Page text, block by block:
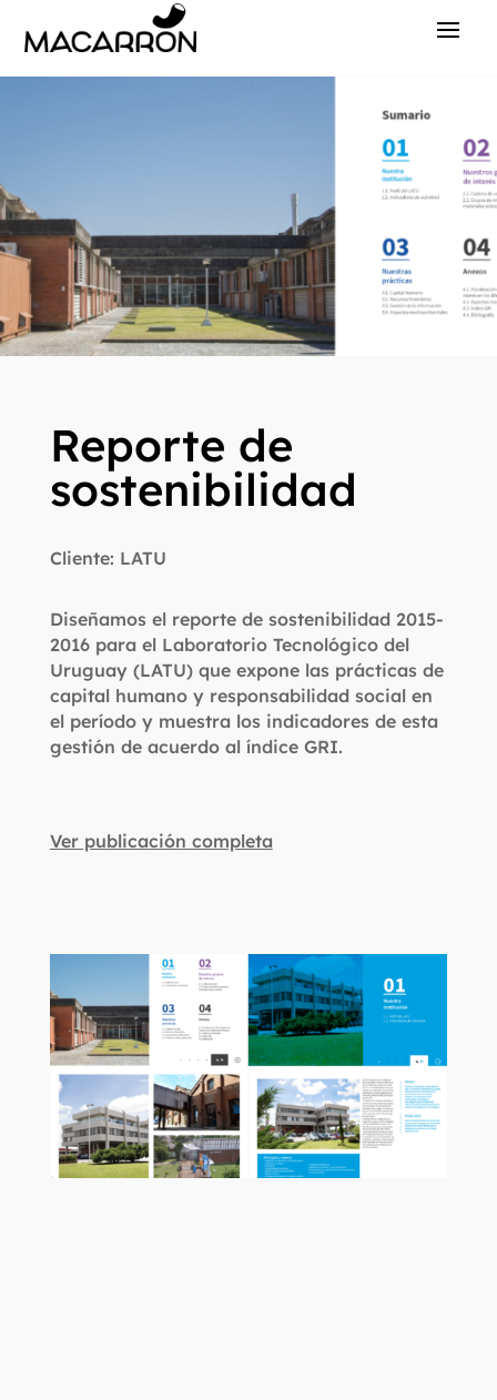
Reporte de
sostenibilidad
Cliente: LATU
Diseñamos el reporte de sostenibilidad 2015-
2016 para el Laboratorio Tecnológico del
Uruguay (LATU) que expone las prácticas de
capital humano y responsabilidad social en
el período y muestra los indicadores de esta
gestión de acuerdo al índice GRI.
Ver publicación completa